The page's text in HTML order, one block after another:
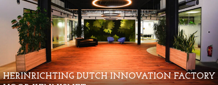
HERINRICHTING DUTCH INNOVATION FACTORY